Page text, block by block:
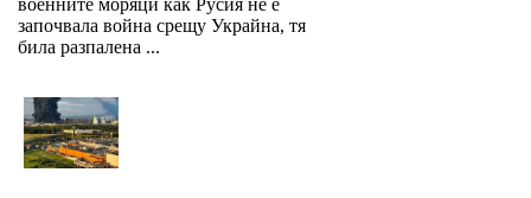
започвала война срещу Украйна, тя
била разпалена ...